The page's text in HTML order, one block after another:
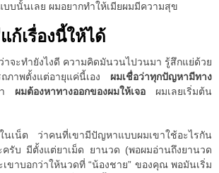
บบนั้นเลย ผมอยากทำให้เมียผมมีความสุข
ก้เรื่องนี้ให้ได้
จะทำยังไงดี ความคิดมันวนไปวนมา รู้สึกแย่ด้วย
ถภาพตั้งแต่อายุแค่นี้เอง ผมเชื่อว่าทุกปัญหามีทาง
า ผมต้องหาทางออกของผมให้เจอ ผมเลยเริ่มต้น
นเน็ต ว่าคนที่เขามีปัญหาแบบผมเขาใช้อะไรกัน
รับ มีตั้งแต่ยาเม็ด ยานวด (พอผมอ่านถึงยานวด
เขาบอกว่าให้นวดที่ “น้องชาย” ของคุณ พอมันเริ่ม